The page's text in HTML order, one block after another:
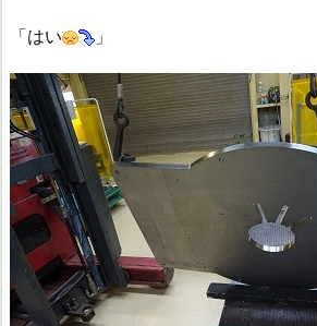
「はい 」